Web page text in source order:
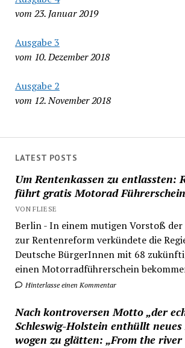
vom 23. Januar 2019
Ausgabe 3
vom 10. Dezember 2018
Ausgabe 2
vom 12. November 2018
LATEST POSTS
Um Rentenkassen zu entlassten:
führt gratis Motorad
VON FLIESE
Berlin - In einem mutigen Vorstoß der
zur Rentenreform verkündete die
Deutsche BürgerInnen mit 68
einen Motorradführerschein
Hinterlasse einen Kommentar
Nach kontroversen Motto „der
Schleswig-Holstein enthüllt
wogen zu glätten: „From the river